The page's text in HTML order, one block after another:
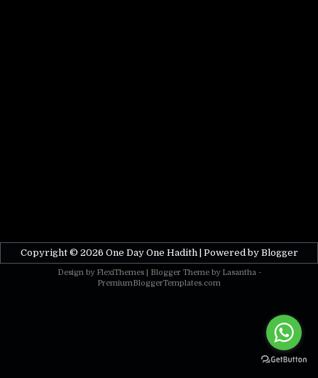
Copyright © 2026 One Day One Hadith| Powered by Blogger
Design by FlexiThemes| Blogger Theme by Lasantha-
PremiumBloggerTemplates.com